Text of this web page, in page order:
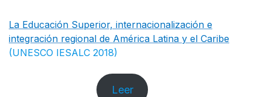
La Educación Superior, internacionalización e
integración regional de América Latina y el Caribe
(UNESCO IESALC 2018)
Leer